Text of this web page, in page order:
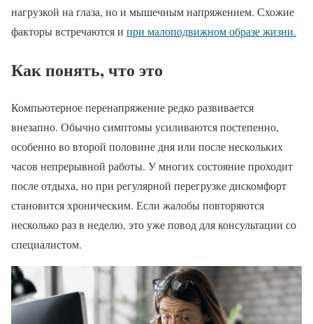
нагрузкой на глаза, но и мышечным напряжением. Схожие
факторы встречаются и при малоподвижном образе жизни.
Как понять, что это
Компьютерное перенапряжение редко развивается
внезапно. Обычно симптомы усиливаются постепенно,
особенно во второй половине дня или после нескольких
часов непрерывной работы. У многих состояние проходит
после отдыха, но при регулярной перегрузке дискомфорт
становится хроническим. Если жалобы повторяются
несколько раз в неделю, это уже повод для консультации со
специалистом.